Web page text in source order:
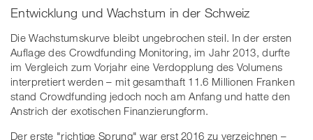
Entwicklung und Wachstum in der Schweiz
Die Wachstumskurve bleibt ungebrochen steil. In der ersten
Auflage des Crowdfunding Monitoring, im Jahr 2013, durfte
im Vergleich zum Vorjahr eine Verdopplung des Volumens
interpretiert werden – mit gesamthaft 11.6 Millionen Franken
stand Crowdfunding jedoch noch am Anfang und hatte den
Anstrich der exotischen Finanzierungform.
Der erste "richtige Sprung" war erst 2016 zu verzeichnen –